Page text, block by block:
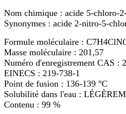
Nom chimique : acide 5-chloro-
Synonymes : acide 2-nitro-5-
Formule moléculaire :
Masse moléculaire : 201,57
Numéro d'enregistrement CAS :
EINECS : 219-738-1
Point de fusion : 136-139 °C
Solubilité dans l'eau :
Contenu : 99 %